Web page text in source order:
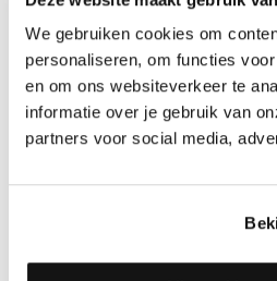
We gebruiken cookies om
personaliseren, om functies
en om ons websiteverkeer te
informatie over je gebruik van
partners voor social media,
ZELFKL. ROZET (17 MM)
#066 (10 ST)
Deze zelfklevende rozet in meer
binnendiameter van 17 mm en een
als de vloer. De rozetten zijn